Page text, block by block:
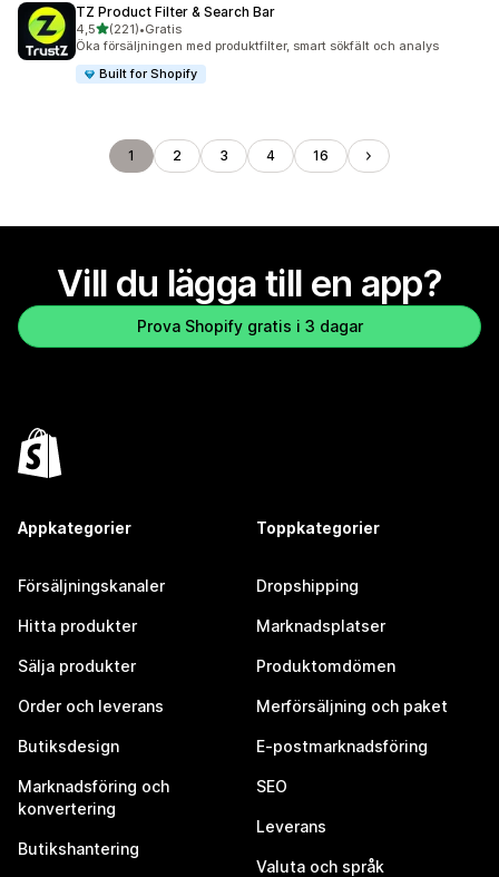
TZ Product Filter & Search Bar
4,5av 5 stjärnor
(221)
221 recensioner totalt
•Gratis
Öka försäljningen med produktfilter, smart sökfält och analys
Built for Shopify
1 2 3 4 16
Vill du lägga till en app?
Prova Shopify gratis i 3 dagar
Appkategorier
Försäljningskanaler
Hitta produkter
Sälja produkter
Order och leverans
Butiksdesign
Marknadsföring och
konvertering
Butikshantering
Toppkategorier
Dropshipping
Marknadsplatser
Produktomdömen
Merförsäljning och paket
E-postmarknadsföring
SEO
Leverans
Valuta och språk